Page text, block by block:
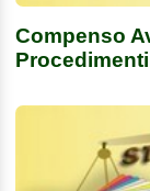
Compenso